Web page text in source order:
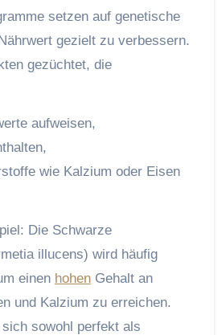
setzen auf genetische
gezielt zu verbessern.
gezüchtet, die
aufweisen,
wie Kalzium oder Eisen
Die Schwarze
illucens) wird häufig
einen hohenGehalt an
und Kalzium zu erreichen.
sowohl perfekt als